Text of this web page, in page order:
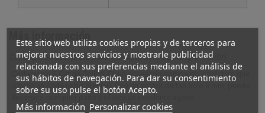
Este sitio web utiliza cookies propias y de terceros para
mejorar nuestros servicios y mostrarle publicidad
relacionada con sus preferencias mediante el análisis de
sus hábitos de navegación. Para dar su consentimiento
sobre su uso pulse el botón Acepto.
Más información Personalizar cookies
Más información
Descripción completa para Cortapuros S-Cut Negro Colibri
Cortapuros S Cut de Colibri. Es un accesorio compacto y práctico que
ofrece un corte recto preciso. Con un grosor de tan solo 9 mm, puede
llevarse a cualquier parte y ofrece un excelente agarre.